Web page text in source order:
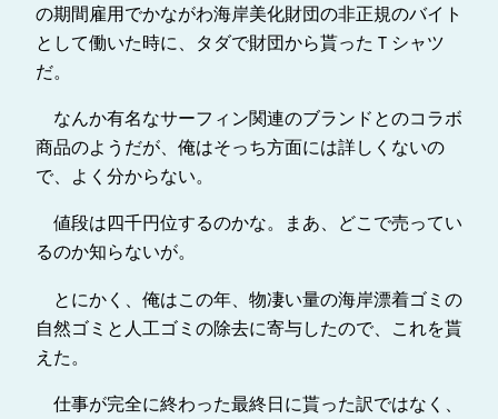
の期間雇用でかながわ海岸美化財団の非正規のバイト
として働いた時に、タダで財団から貰ったＴシャツ
だ。
なんか有名なサーフィン関連のブランドとのコラボ
商品のようだが、俺はそっち方面には詳しくないの
で、よく分からない。
値段は四千円位するのかな。まあ、どこで売ってい
るのか知らないが。
とにかく、俺はこの年、物凄い量の海岸漂着ゴミの
自然ゴミと人工ゴミの除去に寄与したので、これを貰
えた。
仕事が完全に終わった最終日に貰った訳ではなく、